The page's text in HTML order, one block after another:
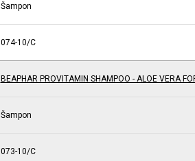
Šampon
074-10/C
BEAPHAR PROVITAMIN SHAMPOO - ALOE VERA
Šampon
073-10/C